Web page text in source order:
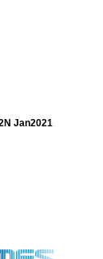
Jan2021